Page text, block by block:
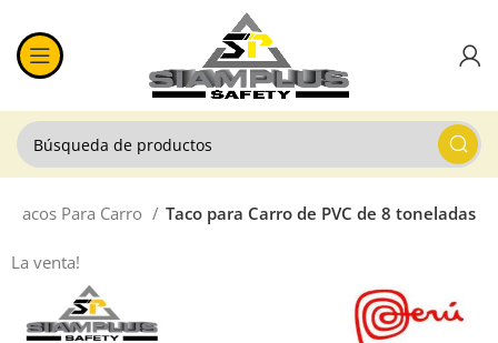
Tacos Para Carro Taco para Carro de PVC de 8 toneladas
La venta!